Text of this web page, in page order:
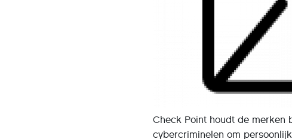
Check Point houdt de merken
cybercriminelen om